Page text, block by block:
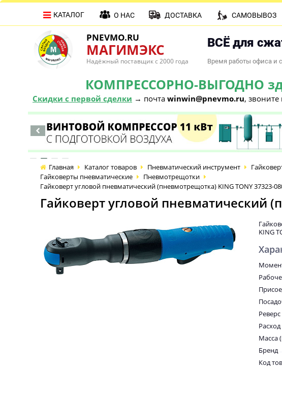
PNEVMO.RU
МАГИМЭКС
Надёжный поставщик с 2000 года
ВСЁ для
Время работы офиса и
КОМПРЕССОРНО-ВЫГОДНО
Скидки с первой сделки → почта winwin@pnevmo.ru, звоните
КАТАЛОГ О НАС ДОСТАВКА САМОВЫВОЗ
Главная Каталог товаров Пневматический инструмент
Гайковерты пневматические
Пневмотрещотки
Гайковерт угловой пневматический (пневмотрещотка) KING TONY 37323-
Гайковерт угловой пневматический
KING
Реверс
Масса
Бренд
Код